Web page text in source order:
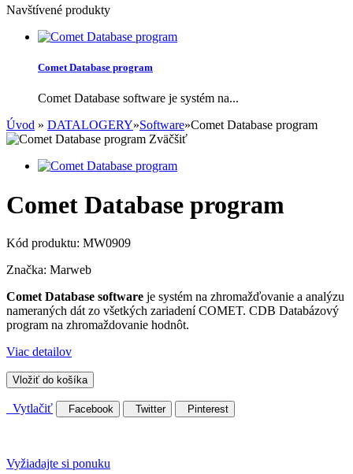
Navštívené produkty
Comet Database program
Comet Database software je systém na...
Úvod » DATALOGERY»Software»Comet Database program
Zväčšiť
Comet Database program
Kód produktu: MW0909
Značka: Marweb
Comet Database software je systém na zhromažďovanie a analýzu
nameraných dát zo všetkých zariadení COMET. CDB Databázový
program na zhromaždovanie hodnôt.
Viac detailov
Vložiť do košíka
Vytlačiť Facebook Twitter Pinterest
Vyžiadajte si ponuku